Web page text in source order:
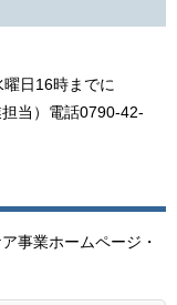
日16時までに
当）電話0790-42-
事業ホームページ・